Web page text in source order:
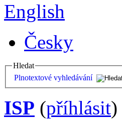
English
Česky
Hledat
Plnotextové vyhledávání
ISP (příhlásit)